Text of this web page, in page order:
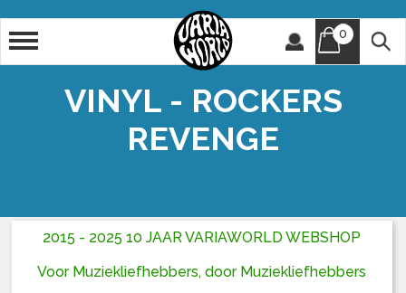
0
VINYL - ROCKERS
REVENGE
2015 - 2025 10 JAAR VARIAWORLD WEBSHOP
Voor Muziekliefhebbers, door Muziekliefhebbers